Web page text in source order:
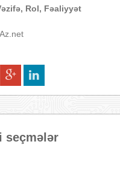
Rol, Fəaliyyət
seçmələr